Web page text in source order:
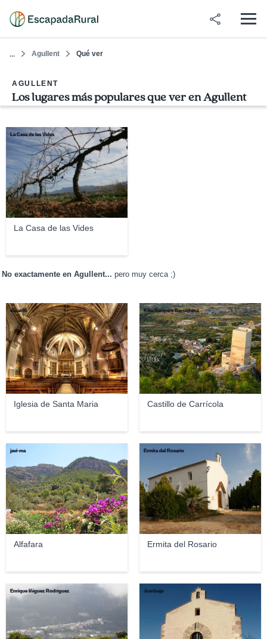
... Agullent Qué ver
AGULLENT
Los lugares más populares que ver en Agullent
La Casa de las Vides
La Casa de las Vides
No exactamente en Agullent... pero muy cerca ;)
Iglesia de Santa Maria
decar66
Castillo de Carrícola
Kike Sempere Barrachina
Alfafara
javi-ma
Ermita del Rosario
Ermita del Rosario
Enrique Íñiguez Rodriguez Joanbajo